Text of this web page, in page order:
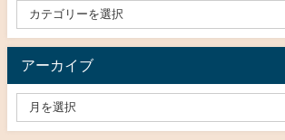
アーカイブ